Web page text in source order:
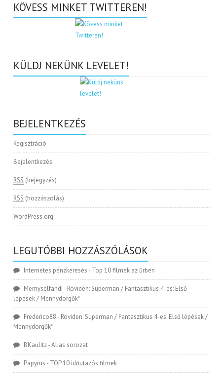
KÖVESS MINKET TWITTEREN!
KÜLDJ NEKÜNK LEVELET!
BEJELENTKEZÉS
Regisztráció
Bejelentkezés
RSS (bejegyzés)
RSS (hozzászólás)
WordPress.org
LEGUTÓBBI HOZZÁSZÓLÁSOK
Internetes pénzkeresés - Top 10 filmek az űrben
Memyselfandi - Röviden: Superman / Fantasztikus 4-es: Első
lépések / Mennydörgők*
Frederico88 - Röviden: Superman / Fantasztikus 4-es: Első lépések /
Mennydörgők*
BKaulitz-Alias sorozat
Papyrus - TOP 10 időutazós filmek